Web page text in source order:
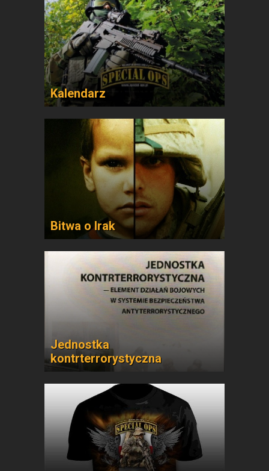
Kalendarz
Bitwa o Irak
Jednostka
kontrterrorystyczna